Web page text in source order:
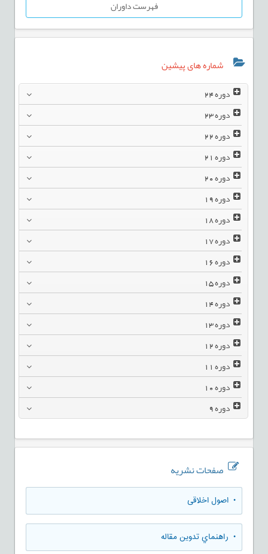
فهرست داوران
شماره های پیشین
دوره24
دوره23
دوره22
دوره21
دوره20
دوره19
دوره18
دوره17
دوره16
دوره15
دوره14
دوره13
دوره12
دوره11
دوره10
دوره9
صفحات نشریه
• اصول اخلاقی
• راهنماي تدوين مقاله